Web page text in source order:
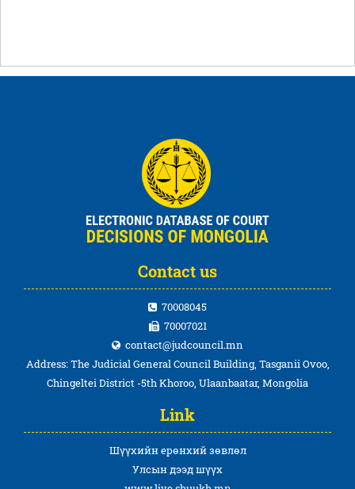
Contact us
70008045
70007021
contact@judcouncil.mn
Address: The Judicial General Council Building, Tasganii Ovoo,
Chingeltei District -5th Khoroo, Ulaanbaatar, Mongolia
Link
Шүүхийн ерөнхий зөвлөл
Улсын дээд шүүх